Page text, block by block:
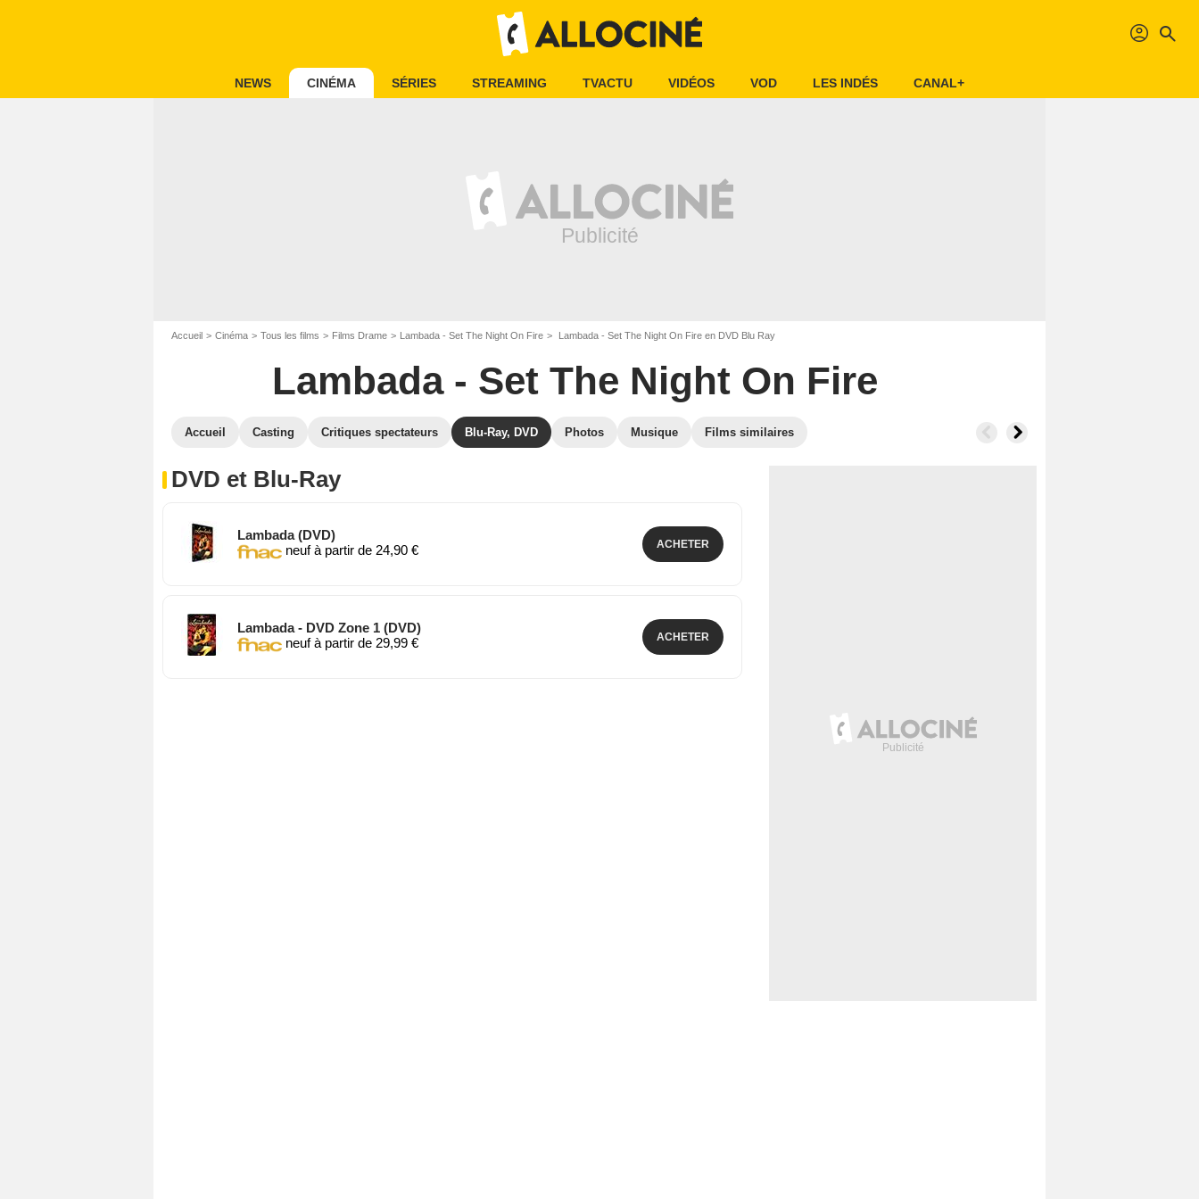
profil search
NEWS CINÉMA SÉRIES STREAMING TVACTU VIDÉOS VOD LES INDÉS CANAL+
Accueil Cinéma Tous les films Films Drame Lambada - Set The Night On Fire Lambada - Set The Night On Fire en DVD Blu Ray
Lambada - Set The Night On Fire
Accueil Casting Critiques spectateurs Blu-Ray, DVD Photos Musique Films similaires
DVD et Blu-Ray
Lambada (DVD)
neuf à partir de 24,90 €
ACHETER
Lambada - DVD Zone 1 (DVD)
neuf à partir de 29,99 €
ACHETER